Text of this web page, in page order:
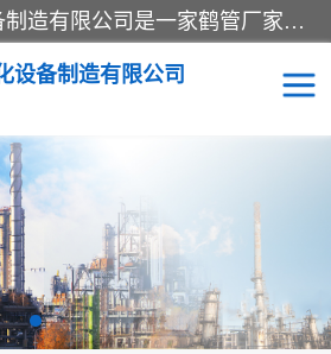
连云港众邦石化设备制造有限公司是一家鹤管厂家主营：鹤管、装车鹤管等，是致力于石油、石化等流体装卸设备(主要产品如鹤管、输油臂、脱缆钩等)的咨询、设计、制造、检测、安装指导、系统调试、维修维护等业务的公司。
设备制造有限公司
顶部装卸鹤管
LNG低温鹤管
液化气鹤管